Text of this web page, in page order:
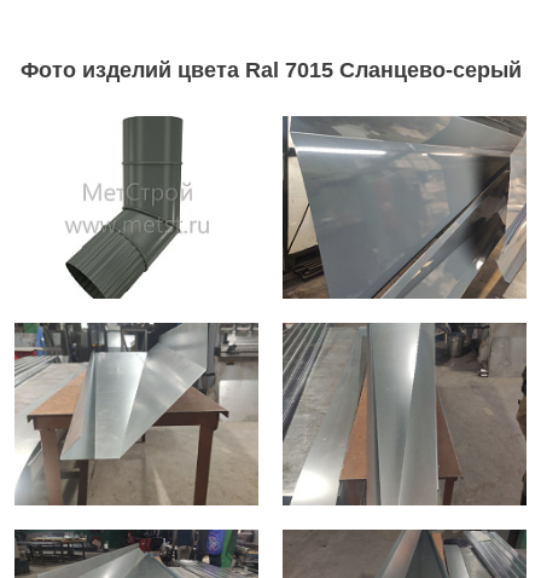
Фото изделий цвета Ral 7015 Сланцево-серый